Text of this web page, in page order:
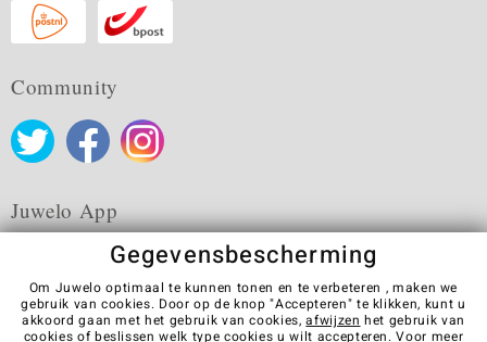
Community
Juwelo App
Algemene verkoopvoorwaarden Privacybeleid
Cookies
Gegevensbescherming
Om Juwelo optimaal te kunnen tonen en te verbeteren , maken we
gebruik van cookies. Door op de knop "Accepteren" te klikken, kunt u
akkoord gaan met het gebruik van cookies,afwijzen het gebruik van
cookies of beslissen welk type cookies u wilt accepteren. Voor meer